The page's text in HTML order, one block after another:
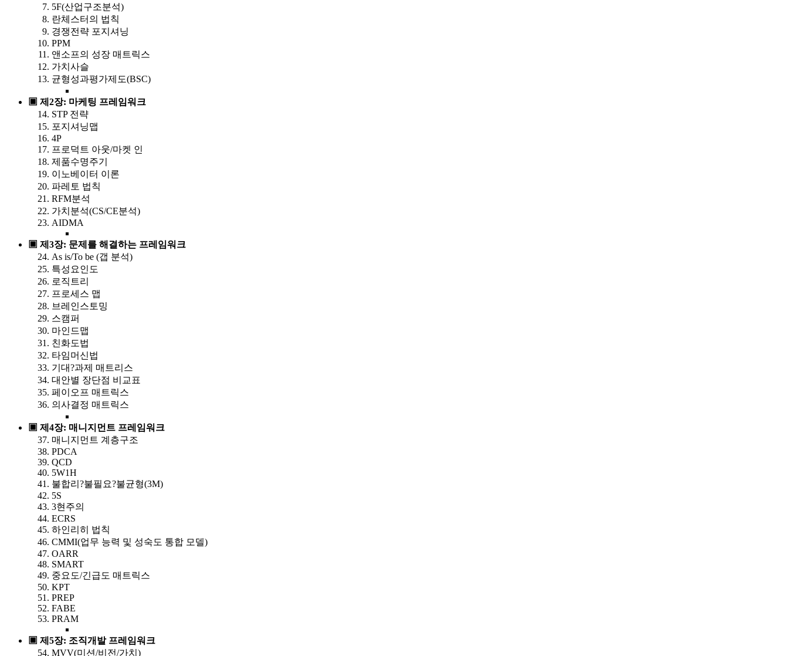
5F(산업구조분석)
란체스터의 법칙
경쟁전략 포지셔닝
PPM
앤소프의 성장 매트릭스
가치사슬
균형성과평가제도(BSC)
▣ 제2장: 마케팅 프레임워크
STP 전략
포지셔닝맵
4P
프로덕트 아웃/마켓 인
제품수명주기
이노베이터 이론
파레토 법칙
RFM분석
가치분석(CS/CE분석)
AIDMA
▣ 제3장: 문제를 해결하는 프레임워크
As is/To be (갭 분석)
특성요인도
로직트리
프로세스 맵
브레인스토밍
스캠퍼
마인드맵
친화도법
타임머신법
기대?과제 매트리스
대안별 장단점 비교표
페이오프 매트릭스
의사결정 매트릭스
▣ 제4장: 매니지먼트 프레임워크
매니지먼트 계층구조
PDCA
QCD
5W1H
불합리?불필요?불균형(3M)
5S
3현주의
ECRS
하인리히 법칙
CMMI(업무 능력 및 성숙도 통합 모델)
OARR
SMART
중요도/긴급도 매트릭스
KPT
PREP
FABE
PRAM
▣ 제5장: 조직개발 프레임워크
MVV(미션/비전/가치)